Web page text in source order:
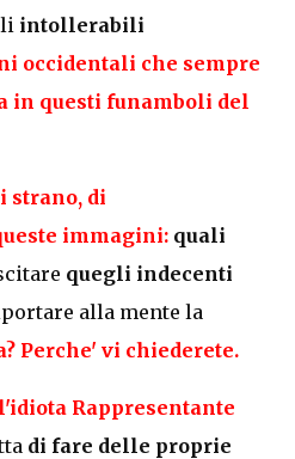
intollerabili
occidentali che sempre
in questi funamboli del
strano, di
immagini: quali
quegli indecenti
alla mente la
Perche' vi chiederete.
Rappresentante
di fare delle proprie